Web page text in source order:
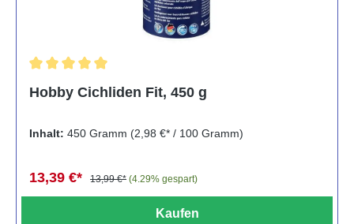
Hobby Cichliden Fit, 450 g
Inhalt: 450 Gramm (2,98 €* / 100 Gramm)
13,39 €* 13,99 €* (4.29% gespart)
Kaufen